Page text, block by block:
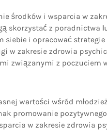
środków i wsparcia w
skorzystać z poradnictwa
i opracować strategie
w zakresie zdrowia
związanymi z poczuciem
wartości wśród
promowanie
w zakresie zdrowia